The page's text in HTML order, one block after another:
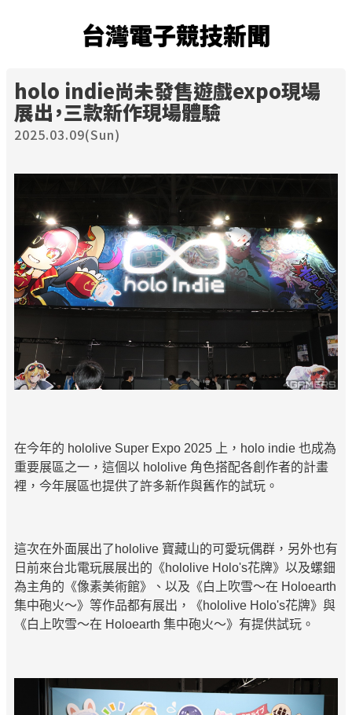
台灣電子競技新聞
holo indie尚未發售遊戲expo現場
展出，三款新作現場體驗
2025.03.09(Sun)
在今年的 hololive Super Expo 2025 上，holo indie 也成為
重要展區之一，這個以 hololive 角色搭配各創作者的計畫
裡，今年展區也提供了許多新作與舊作的試玩。
這次在外面展出了hololive 寶藏山的可愛玩偶群，另外也有
日前來台北電玩展展出的《hololive Holo's花牌》以及螺鈿
為主角的《像素美術館》、以及《白上吹雪～在 Holoearth
集中砲火～》等作品都有展出，《hololive Holo's花牌》與
《白上吹雪～在 Holoearth 集中砲火～》有提供試玩。